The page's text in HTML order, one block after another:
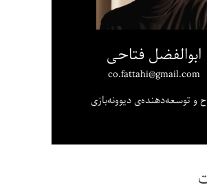
ابوالفضل فتاحی
co.fattahi@gmail.com
و توسعه‌دهنده‌ی دیوونه‌بازی